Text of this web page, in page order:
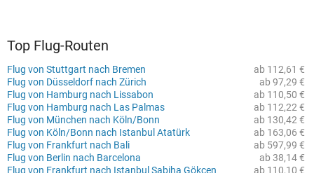
Top Flug-Routen
ab 112,61 €
Flug von Stuttgart nach Bremen
ab 97,29 €
Flug von Düsseldorf nach Zürich
ab 110,50 €
Flug von Hamburg nach Lissabon
ab 112,22 €
Flug von Hamburg nach Las Palmas
ab 130,42 €
Flug von München nach Köln/Bonn
ab 163,06 €
Flug von Köln/Bonn nach Istanbul Atatürk
ab 597,99 €
Flug von Frankfurt nach Bali
ab 38,14 €
Flug von Berlin nach Barcelona
ab 110,10 €
Flug von Frankfurt nach Istanbul Sabiha Gökcen